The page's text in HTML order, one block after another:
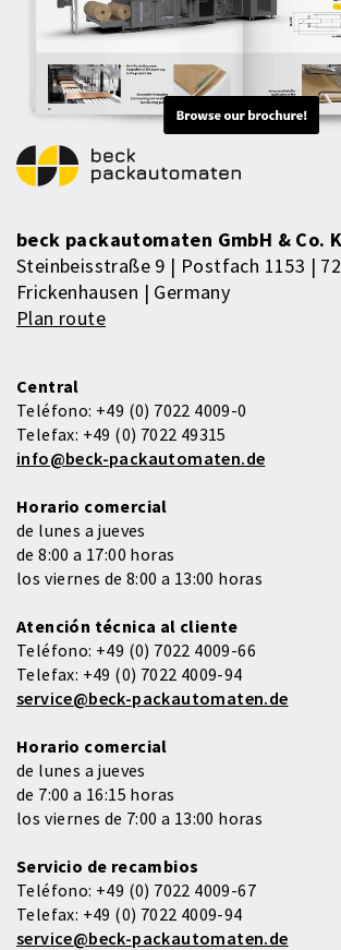
beck packautomaten GmbH & Co.
Steinbeisstraße 9 | Postfach 1153 |
Frickenhausen | Germany
Plan route
Central
Teléfono: +49 (0) 7022 4009-0
Telefax: +49 (0) 7022 49315
info@beck-packautomaten.de
Horario comercial
de lunes a jueves
de 8:00 a 17:00 horas
los viernes de 8:00 a 13:00 horas
Atención técnica al cliente
Teléfono: +49 (0) 7022 4009-66
Telefax: +49 (0) 7022 4009-94
service@beck-packautomaten.de
Horario comercial
de lunes a jueves
de 7:00 a 16:15 horas
los viernes de 7:00 a 13:00 horas
Servicio de recambios
Teléfono: +49 (0) 7022 4009-67
Telefax: +49 (0) 7022 4009-94
service@beck-packautomaten.de